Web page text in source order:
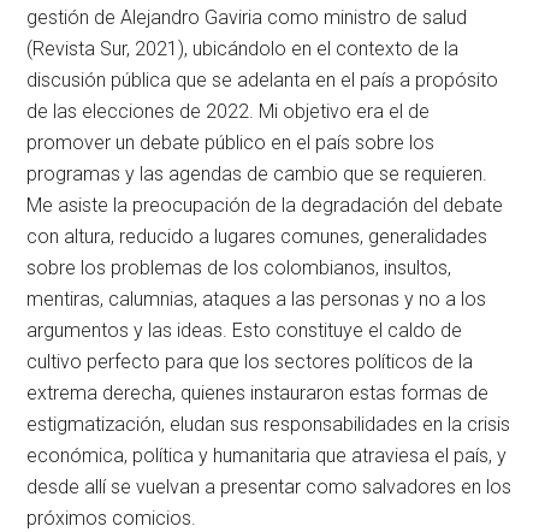
gestión de Alejandro Gaviria como ministro de salud
(Revista Sur, 2021), ubicándolo en el contexto de la
discusión pública que se adelanta en el país a propósito
de las elecciones de 2022. Mi objetivo era el de
promover un debate público en el país sobre los
programas y las agendas de cambio que se requieren.
Me asiste la preocupación de la degradación del debate
con altura, reducido a lugares comunes, generalidades
sobre los problemas de los colombianos, insultos,
mentiras, calumnias, ataques a las personas y no a los
argumentos y las ideas. Esto constituye el caldo de
cultivo perfecto para que los sectores políticos de la
extrema derecha, quienes instauraron estas formas de
estigmatización, eludan sus responsabilidades en la crisis
económica, política y humanitaria que atraviesa el país, y
desde allí se vuelvan a presentar como salvadores en los
próximos comicios.